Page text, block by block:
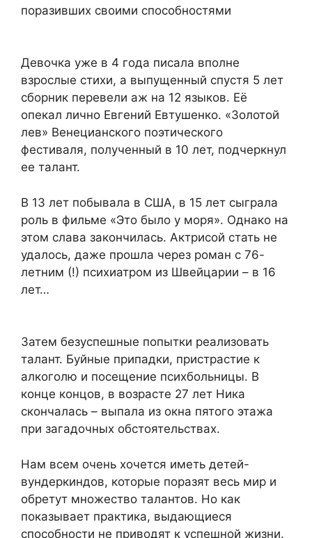
Девочка уже в 4 года писала вполне
взрослые стихи, а выпущенный спустя 5 лет
сборник перевели аж на 12 языков. Её
опекал лично Евгений Евтушенко. «Золотой
лев» Венецианского поэтического
фестиваля, полученный в 10 лет, подчеркнул
ее талант.
В 13 лет побывала в США, в 15 лет сыграла
роль в фильме «Это было у моря». Однако на
этом слава закончилась. Актрисой стать не
удалось, даже прошла через роман с 76-
летним (!) психиатром из Швейцарии – в 16
лет…
Затем безуспешные попытки реализовать
талант. Буйные припадки, пристрастие к
алкоголю и посещение психбольницы. В
конце концов, в возрасте 27 лет Ника
скончалась – выпала из окна пятого этажа
при загадочных обстоятельствах.
Нам всем очень хочется иметь детей-
вундеркиндов, которые поразят весь мир и
обретут множество талантов. Но как
показывает практика, выдающиеся
способности не приводят к успешной жизни.